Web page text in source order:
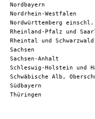
Nordbayern
Nordrhein-Westfalen
Nordwürttemberg
Rheinland-Pfalz und
Rheintal und Schwarzwald
Sachsen
Sachsen-Anhalt
Schleswig-Holstein und
Schwäbische Alb,
Südbayern
Thüringen